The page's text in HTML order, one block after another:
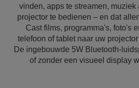
vinden, apps te streamen, muziek
projector te bedienen – en dat
Cast films, programma's, foto's
telefoon of tablet naar uw
De ingebouwde 5W Bluetooth-
of zonder een visueel display